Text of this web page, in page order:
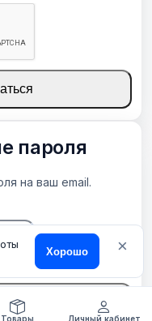
Товары
Товары Личный кабинет
Хорошо ×
пароля
на ваш email.